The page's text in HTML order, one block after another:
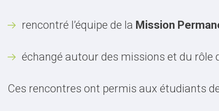
rencontré l’équipe de la Mission
échangé autour des missions et du rôle
Ces rencontres ont permis aux étudiants